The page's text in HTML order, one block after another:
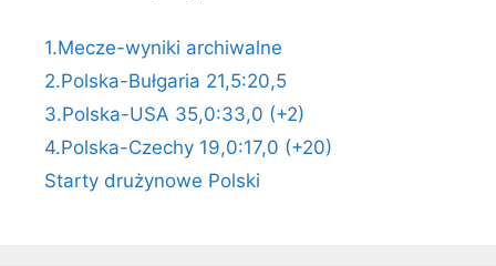
1.Mecze-wyniki archiwalne
2.Polska-Bułgaria 21,5:20,5
3.Polska-USA 35,0:33,0 (+2)
4.Polska-Czechy 19,0:17,0 (+20)
Starty drużynowe Polski